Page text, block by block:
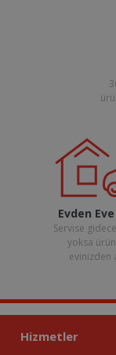
Evden
Servise
yoksa
evinizden
Hizmetler